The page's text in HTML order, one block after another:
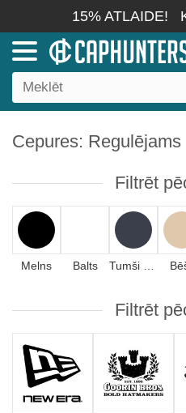
15% ATLAIDE!
Cepures: Regulējams
Filtrēt
Melns Balts
Filtrēt